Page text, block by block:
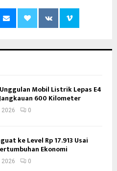
Mobil Listrik Lepas E4
600 Kilometer
0
ke Level Rp 17.913 Usai
Ekonomi
0